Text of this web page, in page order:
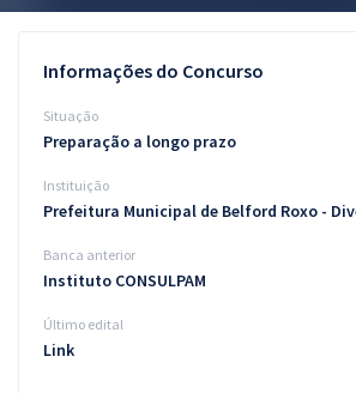
Conteúdo gratuito
Blog
Informações do Concurso
Situação
Preparação a longo prazo
Instituição
Prefeitura Municipal de Belford Roxo -
Banca anterior
Instituto CONSULPAM
Último edital
Link